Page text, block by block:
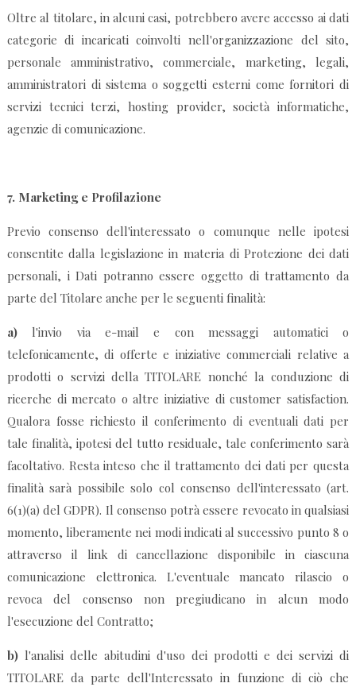
Oltre al titolare, in alcuni casi, potrebbero avere accesso ai dati
categorie di incaricati coinvolti nell'organizzazione del sito,
personale amministrativo, commerciale, marketing, legali,
amministratori di sistema o soggetti esterni come fornitori di
servizi tecnici terzi, hosting provider, società informatiche,
agenzie di comunicazione.
7. Marketing e Profilazione
Previo consenso dell'interessato o comunque nelle ipotesi
consentite dalla legislazione in materia di Protezione dei dati
personali, i Dati potranno essere oggetto di trattamento da
parte del Titolare anche per le seguenti finalità:
a)l'invio via e-mail e con messaggi automatici o
telefonicamente, di offerte e iniziative commerciali relative a
prodotti o servizi della TITOLARE nonché la conduzione di
ricerche di mercato o altre iniziative di customer satisfaction.
Qualora fosse richiesto il conferimento di eventuali dati per
tale finalità, ipotesi del tutto residuale, tale conferimento sarà
facoltativo. Resta inteso che il trattamento dei dati per questa
finalità sarà possibile solo col consenso dell'interessato (art.
6(1)(a) del GDPR). Il consenso potrà essere revocato in qualsiasi
momento, liberamente nei modi indicati al successivo punto 8 o
attraverso il link di cancellazione disponibile in ciascuna
comunicazione elettronica. L'eventuale mancato rilascio o
revoca del consenso non pregiudicano in alcun modo
l'esecuzione del Contratto;
b)l'analisi delle abitudini d'uso dei prodotti e dei servizi di
TITOLARE da parte dell'Interessato in funzione di ciò che